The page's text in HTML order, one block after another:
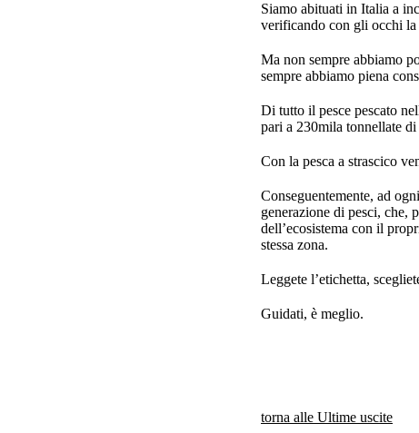
Siamo abituati in Italia a
verificando con gli occhi la
Ma non sempre abbiamo
sempre abbiamo piena
Di tutto il pesce pescato
pari a 230mila tonnellate di
Con la pesca a strascico
Conseguentemente, ad
generazione di pesci, che,
dell’ecosistema con il
stessa zona.
Leggete l’etichetta,
Guidati, è meglio.
torna alle Ultime uscite